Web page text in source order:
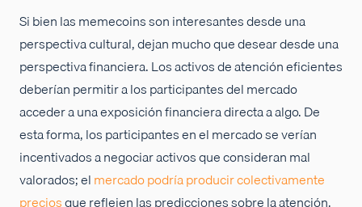
Si bien las memecoins son interesantes desde una
perspectiva cultural, dejan mucho que desear desde una
perspectiva financiera. Los activos de atención eficientes
deberían permitir a los participantes del mercado
acceder a una exposición financiera directa a algo. De
esta forma, los participantes en el mercado se verían
incentivados a negociar activos que consideran mal
valorados; elmercado podría producir colectivamente
preciosque reflejen las predicciones sobre la atención.